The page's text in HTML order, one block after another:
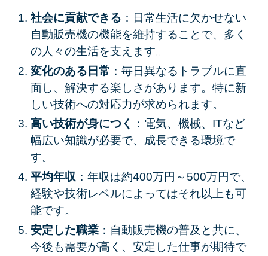
社会に貢献できる ：日常生活に欠かせない
自動販売機の機能を維持することで、多く
の人々の生活を支えます。
変化のある日常 ：毎日異なるトラブルに直
面し、解決する楽しさがあります。特に新
しい技術への対応力が求められます。
高い技術が身につく
：電気、機械、ITなど
幅広い知識が必要で、成長できる環境で
す。
平均年収 ：年収は約400万円～500万円で、
経験や技術レベルによってはそれ以上も可
能です。
安定した職業：自動販売機の普及と共に、
今後も需要が高く、安定した仕事が期待で